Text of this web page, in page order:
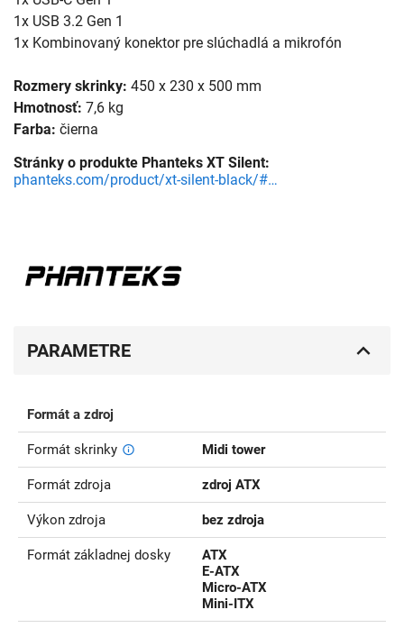
1x USB 3.2 Gen 1
1x Kombinovaný konektor pre slúchadlá a mikrofón
Rozmery skrinky: 450 x 230 x 500 mm
Hmotnosť: 7,6 kg
Farba: čierna
Stránky o produkte Phanteks XT Silent:
phanteks.com/product/xt-silent-black/#Product_Select
PARAMETRE
Formát a zdroj
Formát skrinky Midi tower
Formát zdroja zdroj ATX
Výkon zdroja bez zdroja
Formát základnej dosky
ATX
E-ATX
Micro-ATX
Mini-ITX